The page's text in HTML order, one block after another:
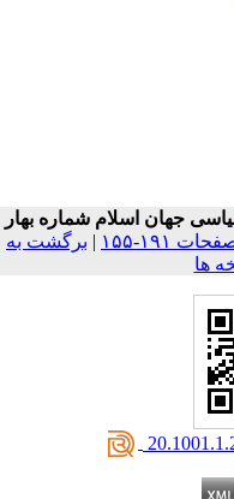
های سیاسی جهان اسلام شماره بهار
| برگشت به
ها